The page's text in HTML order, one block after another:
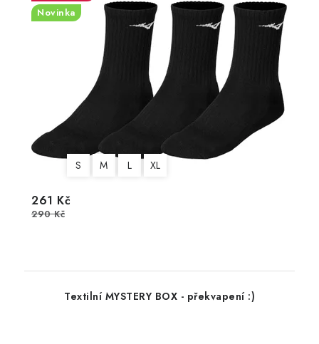
Novinka
S M L XL
261 Kč
290 Kč
Textilní MYSTERY BOX - překvapení :)